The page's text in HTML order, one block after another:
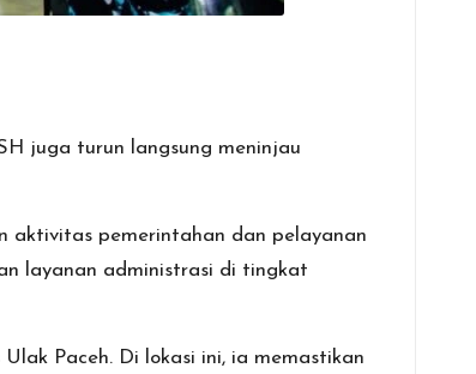
juga turun langsung meninjau
aktivitas pemerintahan dan pelayanan
layanan administrasi di tingkat
Paceh. Di lokasi ini, ia memastikan